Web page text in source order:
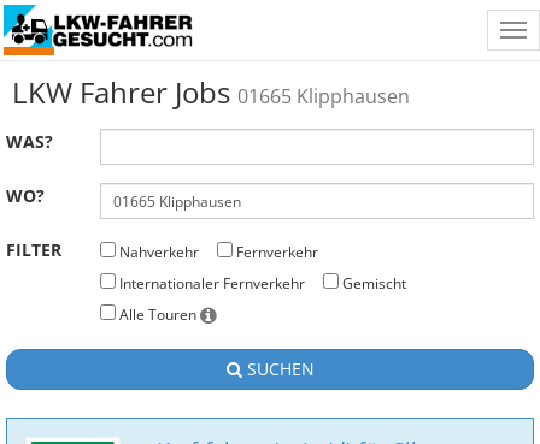
LKW Fahrer Jobs 01665 Klipphausen
WAS?
WO?
FILTER Nahverkehr
Fernverkehr
Internationaler Fernverkehr
Gemischt
Alle Touren
SUCHEN